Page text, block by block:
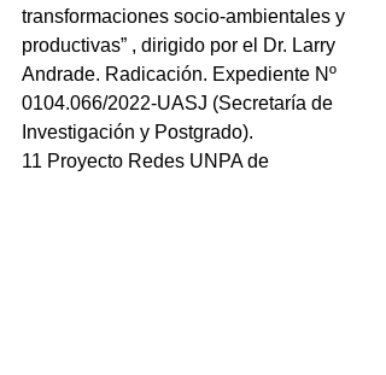
transformaciones socio-ambientales y
productivas” , dirigido por el Dr. Larry
Andrade. Radicación. Expediente Nº
0104.066/2022-UASJ (Secretaría de
Investigación y Postgrado).
11 Proyecto Redes UNPA de